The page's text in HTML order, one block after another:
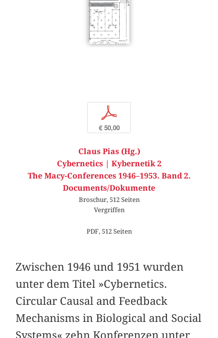
p
€ 50,00
Claus Pias (Hg.)
Cybernetics | Kybernetik 2
The Macy-Conferences 1946–1953. Band 2.
Documents/Dokumente
Broschur, 512 Seiten
Vergriffen
PDF, 512 Seiten
Zwischen 1946 und 1951 wurden
unter dem Titel »Cybernetics.
Circular Causal and Feedback
Mechanisms in Biological and Social
Systems« zehn Konferenzen unter